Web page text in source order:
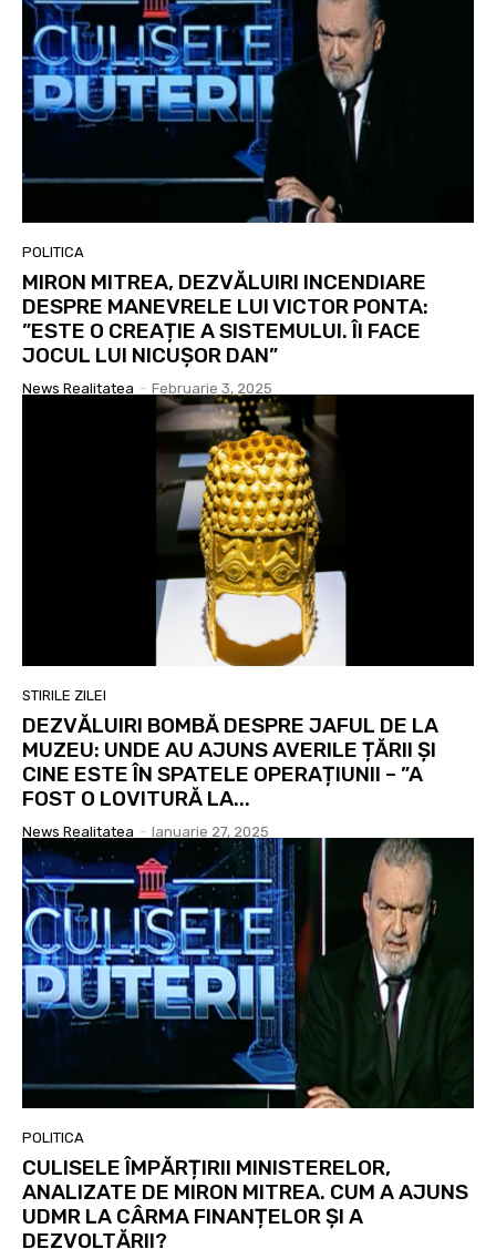
POLITICA
MIRON MITREA, DEZVĂLUIRI INCENDIARE
DESPRE MANEVRELE LUI VICTOR PONTA:
”ESTE O CREAȚIE A SISTEMULUI. ÎI FACE
JOCUL LUI NICUȘOR DAN”
News Realitatea - Februarie 3, 2025
STIRILE ZILEI
DEZVĂLUIRI BOMBĂ DESPRE JAFUL DE LA
MUZEU: UNDE AU AJUNS AVERILE ȚĂRII ȘI
CINE ESTE ÎN SPATELE OPERAȚIUNII – ”A
FOST O LOVITURĂ LA...
News Realitatea - Ianuarie 27, 2025
POLITICA
CULISELE ÎMPĂRȚIRII MINISTERELOR,
ANALIZATE DE MIRON MITREA. CUM A AJUNS
UDMR LA CÂRMA FINANȚELOR ȘI A
DEZVOLTĂRII?